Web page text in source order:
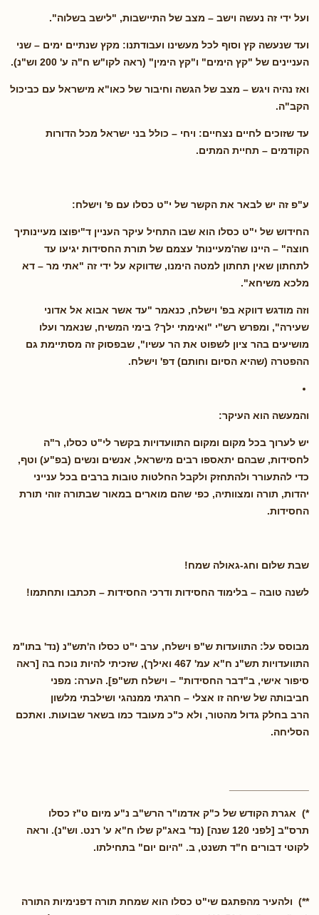
ועל ידי זה נעשה וישב – מצב של התיישבות, "לישב בשלוה".
ועד שנעשה קץ וסוף לכל מעשינו ועבודתנו: מקץ שנתיים ימים – שני
העניינים של "קץ הימים" ו"קץ הימין" (ראה לקו"ש ח"ה ע' 200 וש"נ).
ואז נהיה ויגש – מצב של הגשה וחיבור של כאו"א מישראל עם כביכול
הקב"ה.
עד שזוכים לחיים נצחיים: ויחי – כולל בני ישראל מכל הדורות
הקודמים – תחיית המתים.
ע"פ זה יש לבאר את הקשר של י"ט כסלו עם פ' וישלח:
החידוש של י"ט כסלו הוא שבו התחיל עיקר העניין ד"יפוצו מעיינותיך
חוצה" – היינו שה'מעיינות' עצמם של תורת החסידות יגיעו עד
לתחתון שאין תחתון למטה הימנו, שדווקא על ידי זה "אתי מר – דא
מלכא משיחא".
וזה מודגש דווקא בפ' וישלח, כנאמר "עד אשר אבוא אל אדוני
שעירה", ומפרש רש"י "ואימתי ילך? בימי המשיח, שנאמר ועלו
מושיעים בהר ציון לשפוט את הר עשיו", שבפסוק זה מסתיימת גם
ההפטרה (שהיא הסיום וחותם) דפ' וישלח.
והמעשה הוא העיקר:
יש לערוך בכל מקום ומקום התוועדויות בקשר לי"ט כסלו, ר"ה
לחסידות, שבהם יתאספו רבים מישראל, אנשים ונשים (בפ"ע) וטף,
כדי להתעורר ולהתחזק ולקבל החלטות טובות ברבים בכל ענייני
יהדות, תורה ומצוותיה, כפי שהם מוארים במאור שבתורה זוהי תורת
החסידות.
שבת שלום וחג-גאולה שמח!
לשנה טובה – בלימוד החסידות ודרכי החסידות – תכתבו ותחתמו!
מבוסס על: התוועדות ש"פ וישלח, ערב י"ט כסלו ה'תש"נ (נד' בתו"מ
התוועדויות תש"נ ח"א עמ' 467 ואילך), שזכיתי להיות נוכח בה [ראה
סיפור אישי, ב"דבר החסידות" – וישלח תש"פ]. הערה: מפני
חביבותה של שיחה זו אצלי – חרגתי ממנהגי ושילבתי מלשון
הרב בחלק גדול מהטור, ולא כ"כ מעובד כמו בשאר שבועות. ואתכם
הסליחה.
*) אגרת הקודש של כ"ק אדמו"ר הרש"ב נ"ע מיום ט"ז כסלו
תרס"ב [לפני 120 שנה] (נד' באג"ק שלו ח"א ע' רנט. וש"נ). וראה
לקוטי דבורים ח"ד תשנט, ב. "היום יום" בתחילתו.
**) ולהעיר מהפתגם שי"ט כסלו הוא שמחת תורה דפנימיות התורה